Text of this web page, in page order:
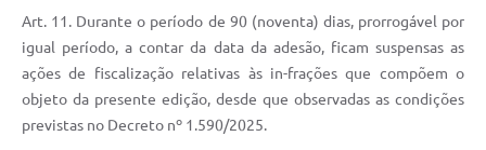
Art. 11. Durante o período de 90 (noventa) dias, prorrogável por
igual período, a contar da data da adesão, ficam suspensas as
ações de fiscalização relativas às in-frações que compõem o
objeto da presente edição, desde que observadas as condições
previstas no Decreto nº 1.590/2025.